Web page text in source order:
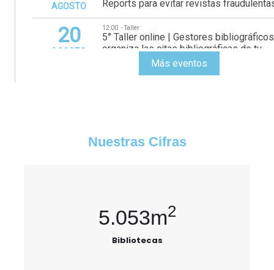
Nuestras Cifras
Bibliotecas
5.053m2